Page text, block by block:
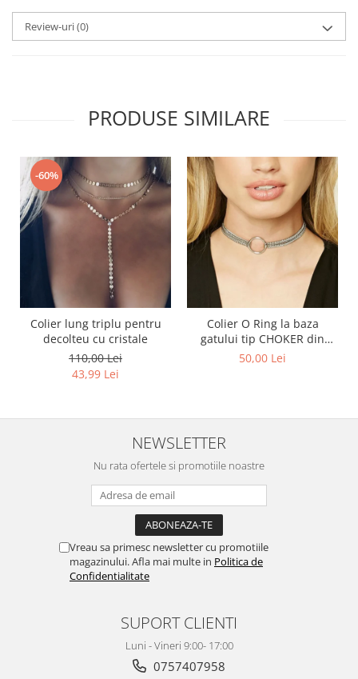
Review-uri(0)
PRODUSE SIMILARE
-60%
Colier lung triplu pentru
decolteu cu cristale
110,00 Lei
43,99 Lei
Colier O Ring la baza
gatului tip CHOKER din
lantisor cu inel metalic
50,00 Lei
NEWSLETTER
Nu rata ofertele si promotiile noastre
Vreau sa primesc newsletter cu promotiile
magazinului. Afla mai multe in Politica de
Confidentialitate
SUPORT CLIENTI
Luni - Vineri 9:00- 17:00
0757407958